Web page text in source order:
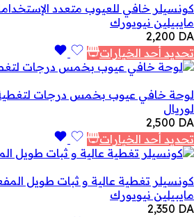
كونسيلر خافي للعيوب متعدد
مايبيلين نيويورك
2,200 DA
تحديد أحد الخيارات
لوحة خافي عيوب بخمس درجات
لوريال
2,500 DA
تحديد أحد الخيارات
كونسيلر تغطية عالية و ثبات طويل
مايبيلين نيويورك
2,350 DA